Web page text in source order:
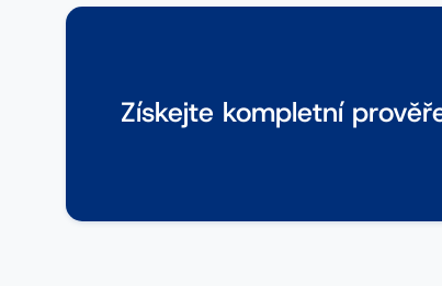
Získejte kompletní